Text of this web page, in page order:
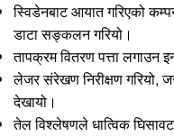
स्विडेनबाट आयात गरिएको
डाटा सङ्कलन गरियो।
तापक्रम वितरण पत्ता लगाउन
लेजर संरेखण निरीक्षण
देखायो।
तेल विश्लेषणले धात्विक